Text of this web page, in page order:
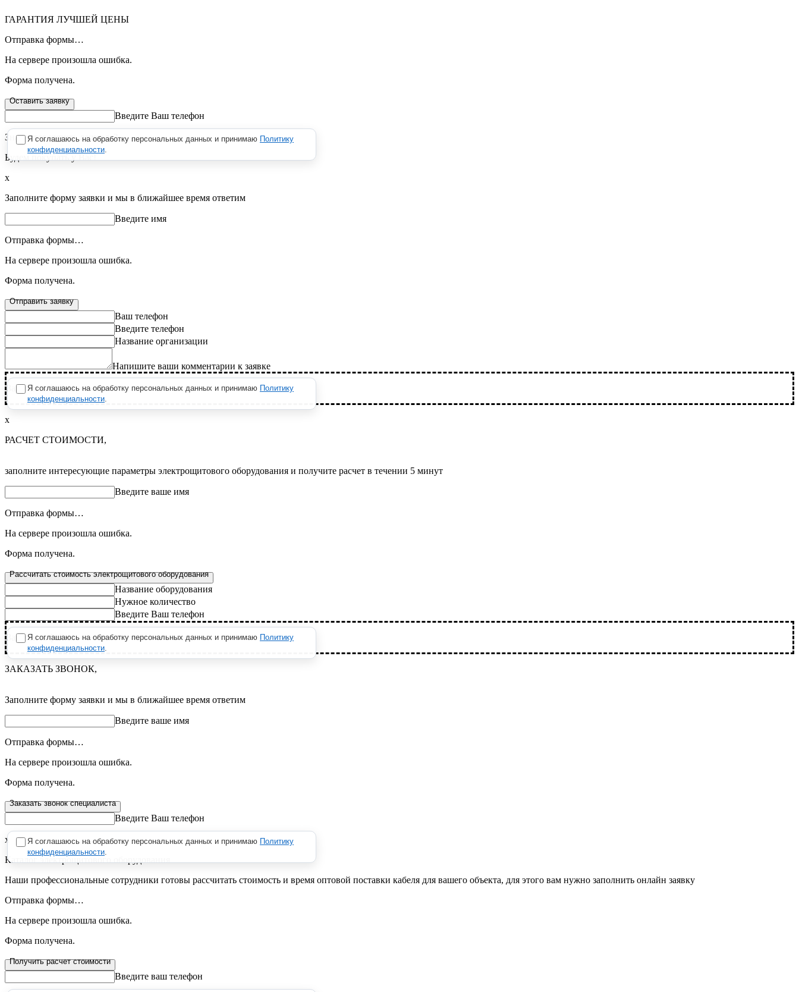
ГАРАНТИЯ ЛУЧШЕЙ ЦЕНЫ
Отправка формы…
На сервере произошла ошибка.
Форма получена.
Оставить заявку
Введите Ваш телефон
Знаете где купить дешевле?
Будем покупать у Вас!
х
Заполните форму заявки и мы в ближайшее время ответим
Введите имя
Отправка формы…
На сервере произошла ошибка.
Форма получена.
Отправить заявку
Ваш телефон
Введите телефон
Название организации
Напишите ваши комментарии к заявке
Загрузить файлы
х
РАСЧЕТ СТОИМОСТИ,
заполните интересующие параметры электрощитового оборудования и получите расчет в течении 5 минут
Введите ваше имя
Отправка формы…
На сервере произошла ошибка.
Форма получена.
Рассчитать стоимость электрощитового оборудования
Название оборудования
Нужное количество
Введите Ваш телефон
Загрузить файлы
ЗАКАЗАТЬ ЗВОНОК,
Заполните форму заявки и мы в ближайшее время ответим
Введите ваше имя
Отправка формы…
На сервере произошла ошибка.
Форма получена.
Заказать звонок специалиста
Введите Ваш телефон
х
Каталог электрощитового оборудования
Наши профессиональные сотрудники готовы рассчитать стоимость и время оптовой поставки кабеля для вашего объекта, для этого вам нужно заполнить онлайн заявку
Отправка формы…
На сервере произошла ошибка.
Форма получена.
Получить расчет стоимости
Введите ваш телефон
Я соглашаюсь на обработку персональных данных и принимаю Политику
конфиденциальности.
Я соглашаюсь на обработку персональных данных и принимаю Политику
конфиденциальности.
Я соглашаюсь на обработку персональных данных и принимаю Политику
конфиденциальности.
Я соглашаюсь на обработку персональных данных и принимаю Политику
конфиденциальности.